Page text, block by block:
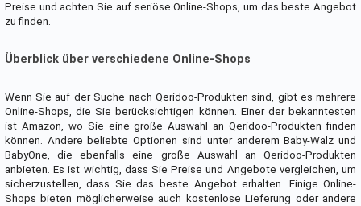
Preise und achten Sie auf seriöse Online-Shops, um das beste Angebot
zu finden.
Überblick über verschiedene Online-Shops
Wenn Sie auf der Suche nach Qeridoo-Produkten sind, gibt es mehrere
Online-Shops, die Sie berücksichtigen können. Einer der bekanntesten
ist Amazon, wo Sie eine große Auswahl an Qeridoo-Produkten finden
können. Andere beliebte Optionen sind unter anderem Baby-Walz und
BabyOne, die ebenfalls eine große Auswahl an Qeridoo-Produkten
anbieten. Es ist wichtig, dass Sie Preise und Angebote vergleichen, um
sicherzustellen, dass Sie das beste Angebot erhalten. Einige Online-
Shops bieten möglicherweise auch kostenlose Lieferung oder andere